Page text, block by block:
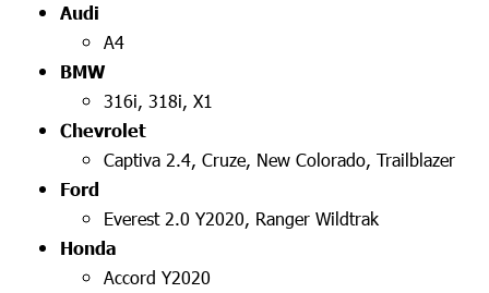
Audi
A4
BMW
316i, 318i, X1
Chevrolet
Captiva 2.4, Cruze, New Colorado, Trailblazer
Ford
Everest 2.0 Y2020, Ranger Wildtrak
Honda
Accord Y2020